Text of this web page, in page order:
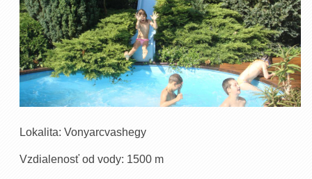
Lokalita: Vonyarcvashegy
Vzdialenosť od vody: 1500 m